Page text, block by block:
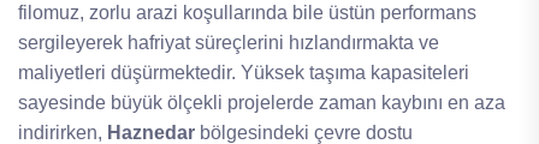
filomuz, zorlu arazi koşullarında bile üstün performans
sergileyerek hafriyat süreçlerini hızlandırmakta ve
maliyetleri düşürmektedir. Yüksek taşıma kapasiteleri
sayesinde büyük ölçekli projelerde zaman kaybını en aza
indirirken, Haznedar bölgesindeki çevre dostu